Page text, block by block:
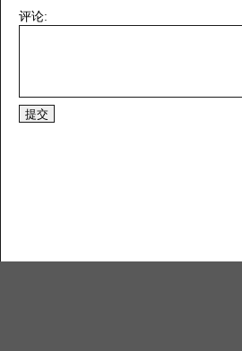
评论: